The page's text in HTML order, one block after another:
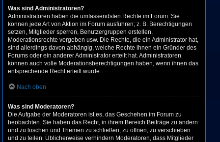
Was sind Administratoren?
Administratoren haben die umfassendsten Rechte im Forum. Sie
können jede Art von Aktion im Forum ausführen; z. B. Berechtigungen
setzen, Mitglieder sperren, Benutzergruppen erstellen,
Moderationsrechte vergeben usw. Die Rechte, die ein Administrator hat,
sind allerdings davon abhängig, welche Rechte ihnen ein Gründer des
Forums oder ein anderer Administrator erteilt hat. Administratoren
können auch volle Moderationsberechtigungen haben, wenn ihnen das
entsprechende Recht erteilt wurde.
Nach oben
Was sind Moderatoren?
Die Aufgabe der Moderatoren ist es, das Geschehen im Forum zu
beobachten. Sie haben das Recht, in ihrem Bereich Beiträge zu ändern
und zu löschen und Themen zu schließen, zu öffnen, zu verschieben
und zu teilen. Üblicherweise verhindern Moderatoren, dass Mitglieder